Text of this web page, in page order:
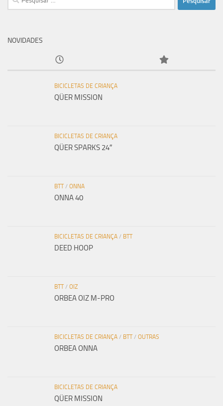
por:
NOVIDADES
BICICLETAS DE CRIANÇA
QÜER MISSION
BICICLETAS DE CRIANÇA
QÜER SPARKS 24″
BTT/ ONNA
ONNA 40
BICICLETAS DE CRIANÇA / BTT
DEED HOOP
BTT/ OIZ
ORBEA OIZ M-PRO
BICICLETAS DE CRIANÇA / BTT/ OUTRAS
ORBEA ONNA
BICICLETAS DE CRIANÇA
QÜER MISSION